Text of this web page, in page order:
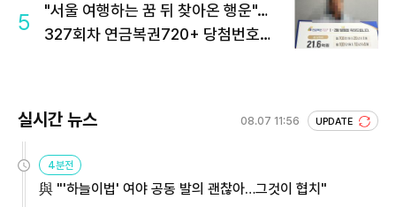
5
"서울 여행하는 꿈 뒤 찾아온 행운"…
327회차 연금복권720+ 당첨번호조
실시간 뉴스 08.07 11:56 UPDATE
4분전
與 "'하늘이법' 여야 공동 발의 괜찮아…그것이 협치"